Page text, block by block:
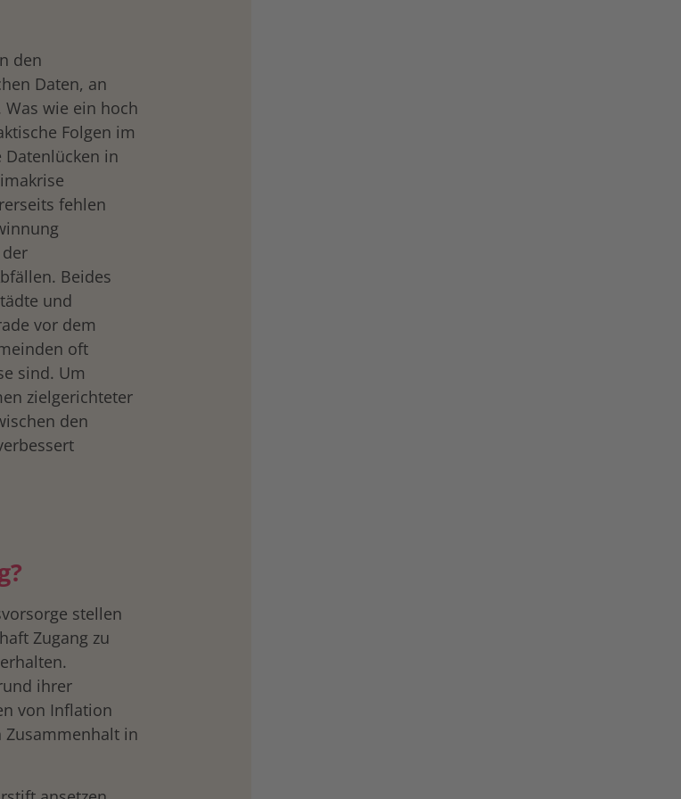
den
Daten, an
wie ein hoch
Folgen im
Datenlücken in
fehlen
Beides
und
vor dem
oft
sind. Um
zielgerichteter
den
stellen
Zugang zu
ihrer
von Inflation
Zusammenhalt in